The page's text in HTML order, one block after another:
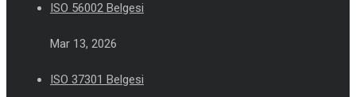
ISO 56002 Belgesi
Mar 13, 2026
ISO 37301 Belgesi